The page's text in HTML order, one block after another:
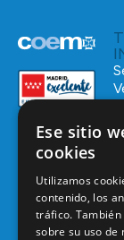
C/ Mauricio
Legendre,
Madrid
91 561 29 05
Ese sitio
cookies
Utilizamos
contenido, los
tráfico.
sobre su uso de